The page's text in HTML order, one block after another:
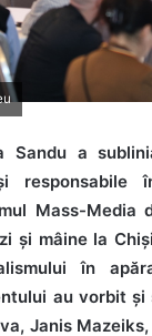
Sandu a
responsabile
Mass-Media
și mâine la
în
au vorbit și
Janis